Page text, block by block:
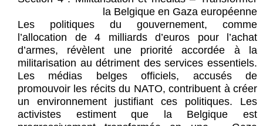
la Belgique en Gaza européenne
Les politiques du gouvernement, comme
l’allocation de 4 milliards d’euros pour l’achat
d’armes, révèlent une priorité accordée à la
militarisation au détriment des services essentiels.
Les médias belges officiels, accusés de
promouvoir les récits du NATO, contribuent à créer
un environnement justifiant ces politiques. Les
activistes estiment que la Belgique est